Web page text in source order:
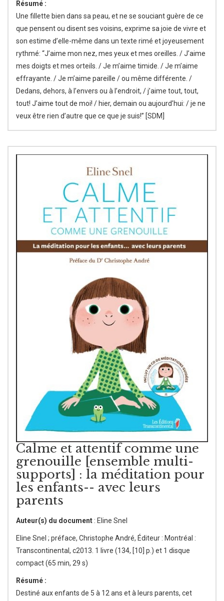
Résumé :
Une fillette bien dans sa peau, et ne se souciant guère de ce
que pensent ou disent ses voisins, exprime sa joie de vivre et
son estime d’elle-même dans un texte rimé et joyeusement
rythmé: “J’aime mon nez, mes yeux et mes oreilles. / J’aime
mes doigts et mes orteils. / Je m’aime timide. / Je m’aime
effrayante. / Je m’aime pareille / ou même différente. /
Dedans, dehors, à l’envers ou à l’endroit, / j’aime tout, tout,
tout! J’aime tout de moi! / hier, demain ou aujourd’hui: / je ne
veux être rien d’autre que ce que je suis!” [SDM]
Calme et attentif comme une
grenouille [ensemble multi-
supports] : la méditation pour
les enfants-- avec leurs
parents
Auteur(s) du document : Eline Snel
Eline Snel ; préface, Christophe André, Éditeur : Montréal :
Transcontinental, c2013. 1 livre (134, [10] p.) et 1 disque
compact (65 min, 29 s)
Résumé :
Destiné aux enfants de 5 à 12 ans et à leurs parents, cet